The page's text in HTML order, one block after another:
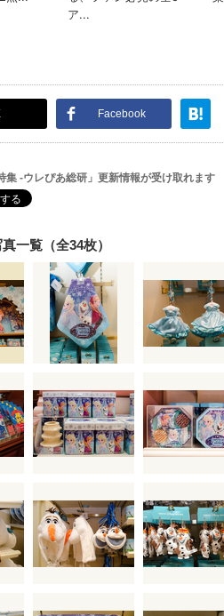
Facebook
集 -ウレぴあ総研」更新情報が受け取れます
一覧（全34枚）